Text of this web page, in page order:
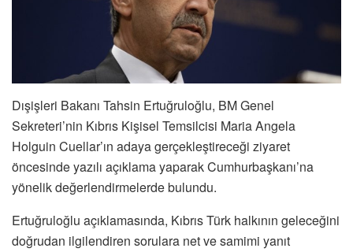
Dışişleri Bakanı Tahsin Ertuğruloğlu, BM Genel
Sekreteri’nin Kıbrıs Kişisel Temsilcisi Maria Angela
Holguin Cuellar’ın adaya gerçekleştireceği ziyaret
öncesinde yazılı açıklama yaparak Cumhurbaşkanı’na
yönelik değerlendirmelerde bulundu.
Ertuğruloğlu açıklamasında, Kıbrıs Türk halkının geleceğini
doğrudan ilgilendiren sorulara net ve samimi yanıt